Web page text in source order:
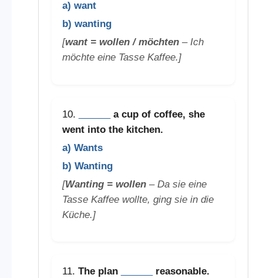
a) want
b) wanting
[want = wollen / möchten– Ich
möchte eine Tasse Kaffee.]
10.
a cup of coffee, she
went into the kitchen.
a) Wants
b) Wanting
[Wanting = wollen– Da sie eine
Tasse Kaffee wollte, ging sie in die
Küche.]
11. The plan
reasonable.